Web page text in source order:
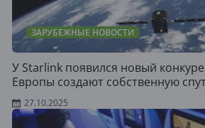
ЗАРУБЕЖНЫЕ НОВОСТИ
У Starlink появился новый
Европы создают собственную
27.10.2025